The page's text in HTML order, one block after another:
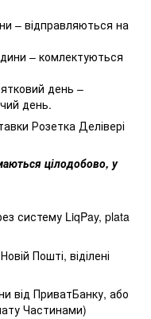
– відправляються на
– комлектуються
день –
день.
Розетка Делівері
цілодобово, у
систему LiqPay, plata
Пошті, віділені
від ПриватБанку, або
Частинами)